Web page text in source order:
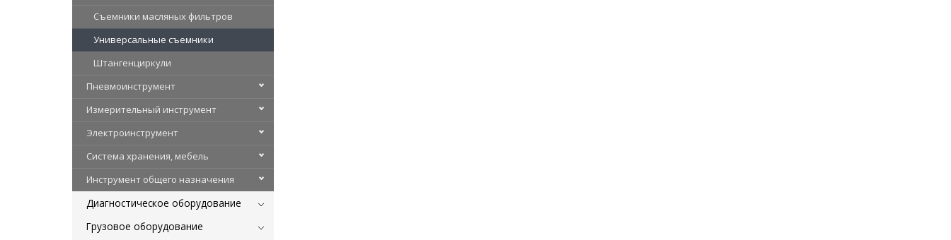
Съемники масляных фильтров
Универсальные съемники
Штангенциркули
Пневмоинструмент
Измерительный инструмент
Электроинструмент
Система хранения, мебель
Инструмент общего назначения
Диагностическое оборудование
Грузовое оборудование